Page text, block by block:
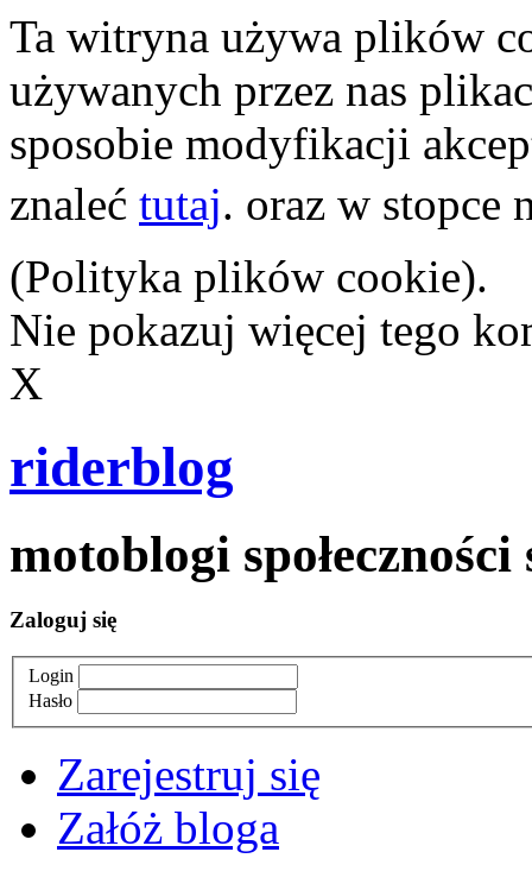
Ta witryna używa plików
używanych przez nas
sposobie modyfikacji
znaleć tutaj. oraz w stopce
(Polityka plików cookie).
Nie pokazuj więcej tego
X
riderblog
motoblogi
Zaloguj się
Login
Hasło
Zarejestruj się
Załóż bloga